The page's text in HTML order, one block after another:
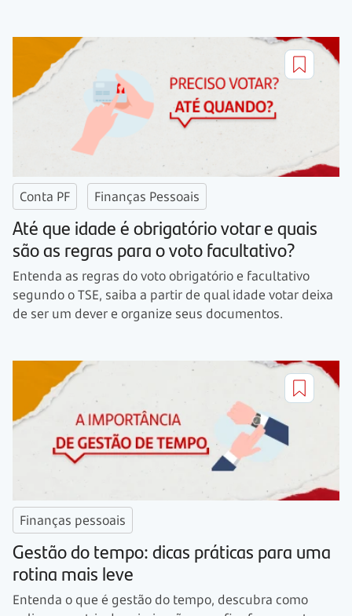
Conta PF Finanças Pessoais
Até que idade é obrigatório votar e quais
são as regras para o voto facultativo?
Entenda as regras do voto obrigatório e facultativo
segundo o TSE, saiba a partir de qual idade votar deixa
de ser um dever e organize seus documentos.
Finanças pessoais
Gestão do tempo: dicas práticas para uma
rotina mais leve
Entenda o que é gestão do tempo, descubra como